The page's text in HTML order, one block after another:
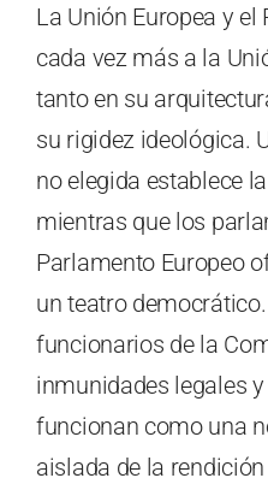
La Unión Europea y el
cada vez más a la
tanto en su
su rigidez ideológica.
no elegida establece
mientras que los
Parlamento Europeo
un teatro
funcionarios de la
inmunidades legales
funcionan como una
aislada de la